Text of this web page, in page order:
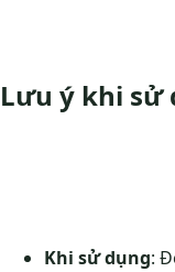
Lưu ý khi sử
Khi sử dụng: